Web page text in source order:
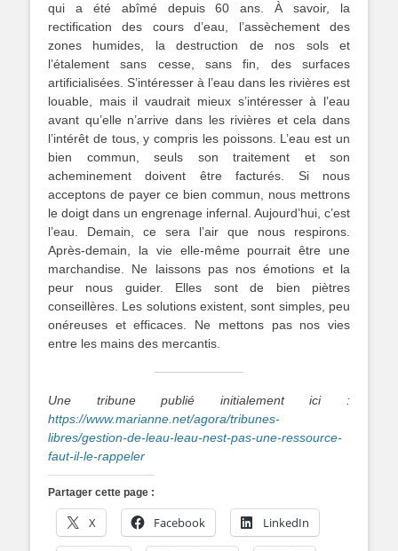
qui a été abîmé depuis 60 ans. À savoir, la
rectification des cours d’eau, l’assèchement des
zones humides, la destruction de nos sols et
l’étalement sans cesse, sans fin, des surfaces
artificialisées. S’intéresser à l’eau dans les rivières est
louable, mais il vaudrait mieux s’intéresser à l’eau
avant qu’elle n’arrive dans les rivières et cela dans
l’intérêt de tous, y compris les poissons. L’eau est un
bien commun, seuls son traitement et son
acheminement doivent être facturés. Si nous
acceptons de payer ce bien commun, nous mettrons
le doigt dans un engrenage infernal. Aujourd’hui, c’est
l’eau. Demain, ce sera l’air que nous respirons.
Après-demain, la vie elle-même pourrait être une
marchandise. Ne laissons pas nos émotions et la
peur nous guider. Elles sont de bien piètres
conseillères. Les solutions existent, sont simples, peu
onéreuses et efficaces. Ne mettons pas nos vies
entre les mains des mercantis.
Une tribune publié initialement ici :
https://www.marianne.net/agora/tribunes-
libres/gestion-de-leau-leau-nest-pas-une-ressource-
faut-il-le-rappeler
Partager cette page :
X Facebook LinkedIn